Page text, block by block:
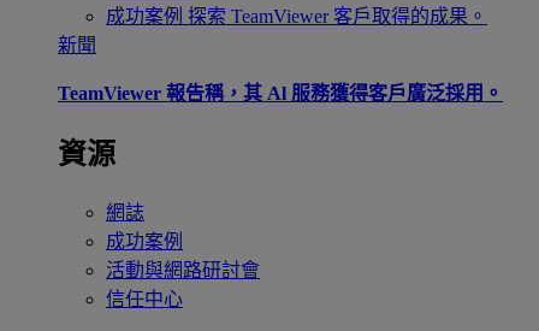
成功案例 探索 TeamViewer 客戶取得的成果。
新聞
TeamViewer 報告稱，其 Al 服務獲得客戶廣泛採用。
資源
網誌
成功案例
活動與網路研討會
信任中心